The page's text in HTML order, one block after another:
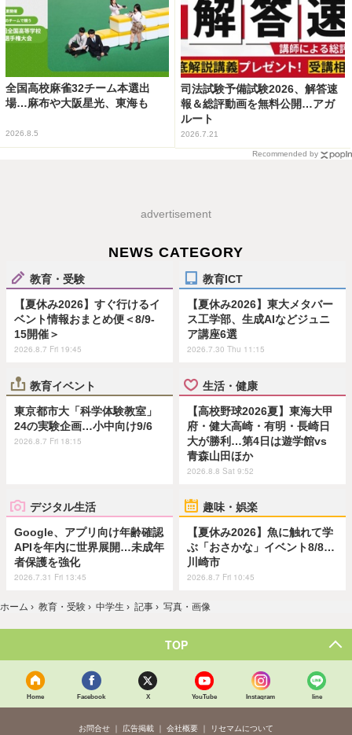
全国高校麻雀32チーム本選出
場…麻布や大阪星光、東海も
2026.8.5
司法試験予備試験2026、解答速
報＆総評動画を無料公開…アガ
ルート
2026.7.21
Recommended by
advertisement
NEWS CATEGORY
教育・受験
【夏休み2026】すぐ行けるイ
ベント情報おまとめ便＜8/9-
15開催＞
2026.8.7 Fri 19:45
教育ICT
【夏休み2026】東大メタバー
ス工学部、生成AIなどジュニ
ア講座6選
2026.7.30 Thu 11:15
教育イベント
東京都市大「科学体験教室」
24の実験企画…小中向け9/6
2026.8.7 Fri 18:15
生活・健康
【高校野球2026夏】東海大甲
府・健大高崎・有明・長崎日
大が勝利…第4日は遊学館vs
青森山田ほか
2026.8.8 Sat 9:52
デジタル生活
Google、アプリ向け年齢確認
APIを年内に世界展開…未成年
者保護を強化
2026.7.31 Fri 13:45
趣味・娯楽
【夏休み2026】魚に触れて学
ぶ「おさかな」イベント8/8…
川崎市
2026.8.7 Fri 10:45
ホーム › 教育・受験 › 中学生 › 記事 › 写真・画像
TOP
Home Facebook X YouTube Instagram line
お問合せ 広告掲載 会社概要 リセマムについて